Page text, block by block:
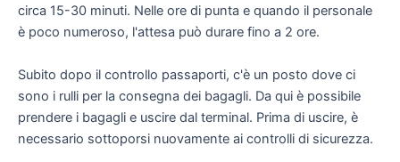
circa 15-30 minuti. Nelle ore di punta e quando il personale
è poco numeroso, l'attesa può durare fino a 2 ore.
Subito dopo il controllo passaporti, c'è un posto dove ci
sono i rulli per la consegna dei bagagli. Da qui è possibile
prendere i bagagli e uscire dal terminal. Prima di uscire, è
necessario sottoporsi nuovamente ai controlli di sicurezza.